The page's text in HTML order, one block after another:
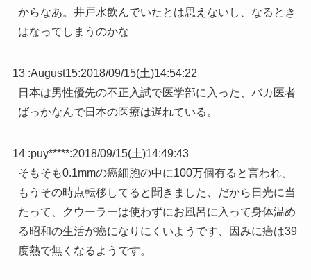
からなあ。井戸水飲んでいたとは思えないし、なるとき
はなってしまうのかな
13 :August15:2018/09/15(土)14:54:22
日本は男性優先の不正入試で医学部に入った、バカ医者
ばっかなんで日本の医療は遅れている。
14 :puy*****:2018/09/15(土)14:49:43
そもそも0.1mmの癌細胞の中に100万個有ると言われ、
もうその時点転移してると聞きました、だから日光に当
たって、クウーラーは使わずにお風呂に入って身体温め
る昭和の生活が癌になりにくいようです、因みに癌は39
度熱で無くなるようです。